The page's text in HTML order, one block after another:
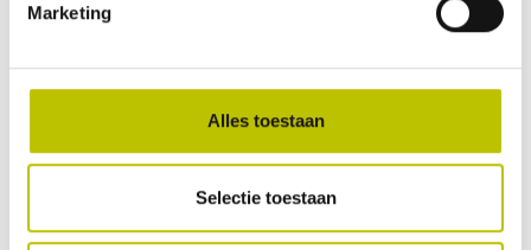
Marketing
Alles toestaan
Selectie toestaan